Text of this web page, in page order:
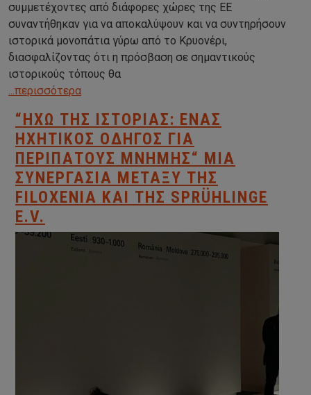
συμμετέχοντες από διάφορες χώρες της ΕΕ
συναντήθηκαν για να αποκαλύψουν και να συντηρήσουν
ιστορικά μονοπάτια γύρω από το Κρυονέρι,
διασφαλίζοντας ότι η πρόσβαση σε σημαντικούς
ιστορικούς τόπους θα
...περισσότερα
“ΗΧΏ ΤΗΣ ΙΣΤΟΡΊΑΣ: ΈΝΑΣ
ΗΧΗΤΙΚΌΣ ΟΔΗΓΌΣ ΓΙΑ
ΠΕΡΙΠΆΤΟΥΣ ΜΝΉΜΗΣ“ ΜΙΑ
ΣΥΝΕΡΓΑΣΊΑ ΜΕΤΑΞΎ ΤΗΣ
FILOXENIA ΚΑΙ ΤΗΣ SPRÜHLINGE
E.V.